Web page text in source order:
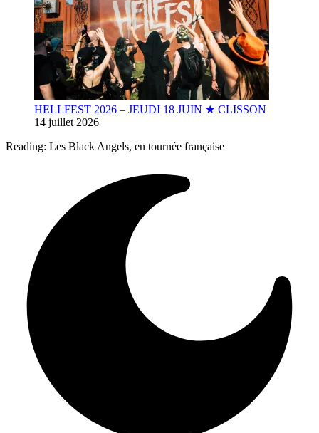
HELLFEST 2026 – JEUDI 18 JUIN ★ CLISSON
14 juillet 2026
Reading: Les Black Angels, en tournée française